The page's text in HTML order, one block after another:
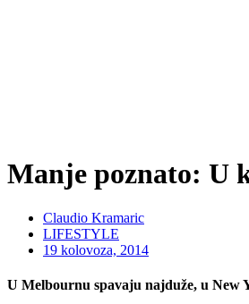
Manje poznato: U
Claudio Kramaric
LIFESTYLE
19 kolovoza, 2014
U Melbournu spavaju najduže, u New